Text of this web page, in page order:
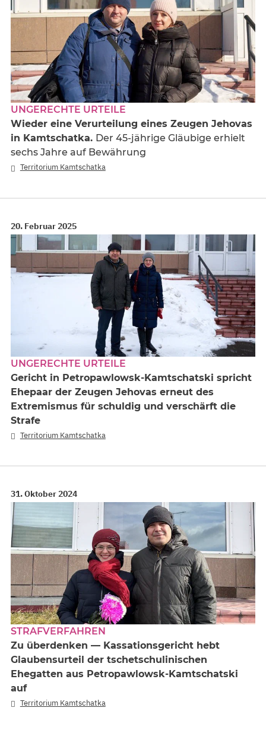
UNGERECHTE URTEILE
Wieder eine Verurteilung eines Zeugen Jehovas
in Kamtschatka. Der 45-jährige Gläubige erhielt
sechs Jahre auf Bewährung
Territorium Kamtschatka
20. Februar 2025
UNGERECHTE URTEILE
Gericht in Petropawlowsk-Kamtschatski spricht
Ehepaar der Zeugen Jehovas erneut des
Extremismus für schuldig und verschärft die
Strafe
Territorium Kamtschatka
31. Oktober 2024
STRAFVERFAHREN
Zu überdenken — Kassationsgericht hebt
Glaubensurteil der tschetschulinischen
Ehegatten aus Petropawlowsk-Kamtschatski
auf
Territorium Kamtschatka